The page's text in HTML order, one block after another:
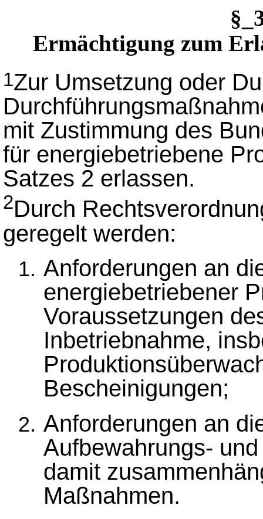
Ermächtigung zum
1Zur Umsetzung oder
mit Zustimmung des
für energiebetriebene
Satzes 2 erlassen.
2Durch
geregelt werden:
Anforderungen an
energiebetriebener
Voraussetzungen
Inbetriebnahme,
Bescheinigungen;
Anforderungen an
Aufbewahrungs-
damit
Maßnahmen.